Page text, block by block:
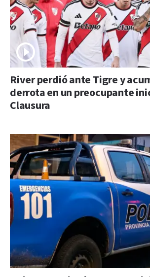
River perdió ante Tigre y
derrota en un preocupante
Clausura